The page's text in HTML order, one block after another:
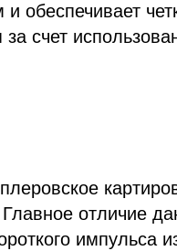
обеспечивает
счет
отличие
импульса